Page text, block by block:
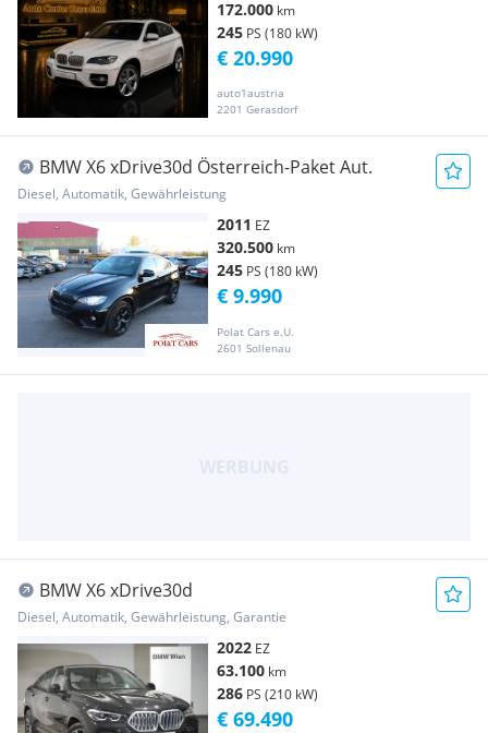
172.000 km
245 PS (180 kW)
auto1austria
2201 Gerasdorf
€ 20.990
BMW X6 xDrive30d Österreich-Paket Aut.
Diesel, Automatik, Gewährleistung
2011 EZ
320.500 km
245 PS (180 kW)
Polat Cars e.U.
2601 Sollenau
€ 9.990
BMW X6 xDrive30d
Diesel, Automatik, Gewährleistung, Garantie
2022 EZ
63.100 km
286 PS (210 kW)
€ 69.490